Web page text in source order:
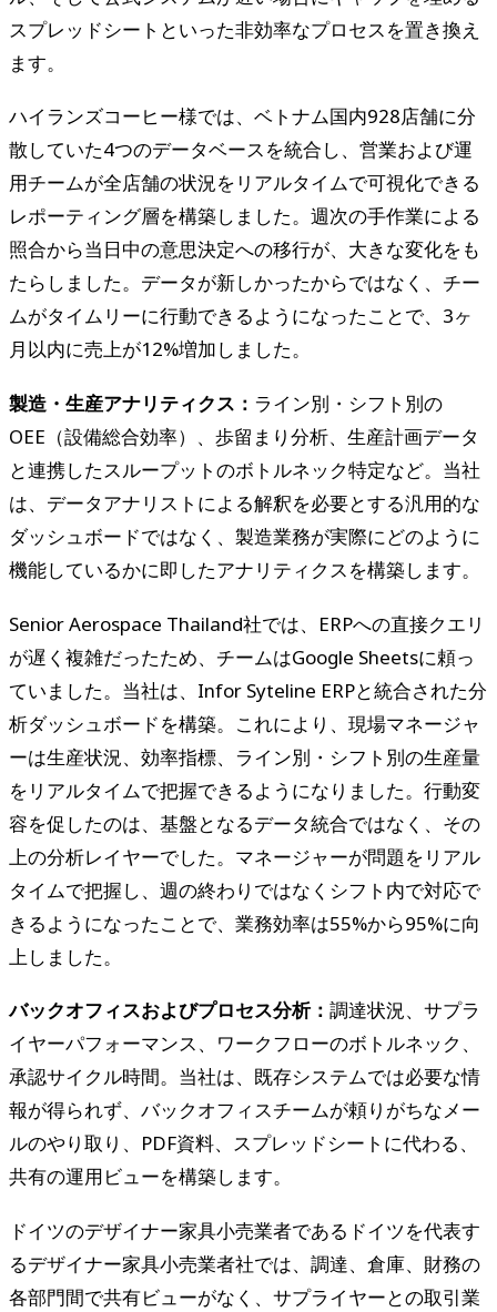
スプレッドシートといった非効率なプロセスを置き換え
ます。
ハイランズコーヒー様では、ベトナム国内928店舗に分
散していた4つのデータベースを統合し、営業および運
用チームが全店舗の状況をリアルタイムで可視化できる
レポーティング層を構築しました。週次の手作業による
照合から当日中の意思決定への移行が、大きな変化をも
たらしました。データが新しかったからではなく、チー
ムがタイムリーに行動できるようになったことで、3ヶ
月以内に売上が12%増加しました。
製造・生産アナリティクス： ライン別・シフト別の
OEE（設備総合効率）、歩留まり分析、生産計画データ
と連携したスループットのボトルネック特定など。当社
は、データアナリストによる解釈を必要とする汎用的な
ダッシュボードではなく、製造業務が実際にどのように
機能しているかに即したアナリティクスを構築します。
Senior Aerospace Thailand社では、ERPへの直接クエリ
が遅く複雑だったため、チームはGoogle Sheetsに頼っ
ていました。当社は、Infor Syteline ERPと統合された分
析ダッシュボードを構築。これにより、現場マネージャ
ーは生産状況、効率指標、ライン別・シフト別の生産量
をリアルタイムで把握できるようになりました。行動変
容を促したのは、基盤となるデータ統合ではなく、その
上の分析レイヤーでした。マネージャーが問題をリアル
タイムで把握し、週の終わりではなくシフト内で対応で
きるようになったことで、業務効率は55%から95%に向
上しました。
バックオフィスおよびプロセス分析： 調達状況、サプラ
イヤーパフォーマンス、ワークフローのボトルネック、
承認サイクル時間。当社は、既存システムでは必要な情
報が得られず、バックオフィスチームが頼りがちなメー
ルのやり取り、PDF資料、スプレッドシートに代わる、
共有の運用ビューを構築します。
ドイツのデザイナー家具小売業者であるドイツを代表す
るデザイナー家具小売業者社では、調達、倉庫、財務の
各部門間で共有ビューがなく、サプライヤーとの取引業